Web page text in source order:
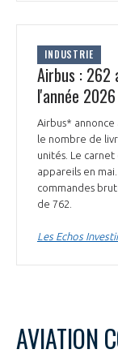
INDUSTRIE
Airbus : 262
l'année 2026
Airbus*
le nombre de
unités. Le
appareils en
commandes
de 762.
Les Echos
AVIATION